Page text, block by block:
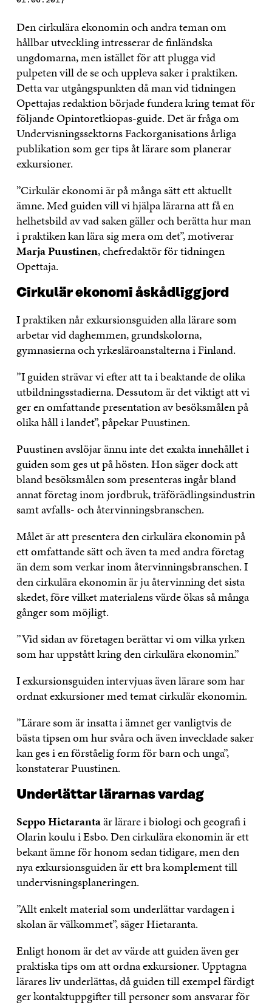
Den cirkulära ekonomin och andra teman om
hållbar utveckling intresserar de finländska
ungdomarna, men istället för att plugga vid
pulpeten vill de se och uppleva saker i praktiken.
Detta var utgångspunkten då man vid tidningen
Opettajas redaktion började fundera kring temat för
följande Opintoretkiopas-guide. Det är fråga om
Undervisningssektorns Fackorganisations årliga
publikation som ger tips åt lärare som planerar
exkursioner.
”Cirkulär ekonomi är på många sätt ett aktuellt
ämne. Med guiden vill vi hjälpa lärarna att få en
helhetsbild av vad saken gäller och berätta hur man
i praktiken kan lära sig mera om det”, motiverar
Marja Puustinen, chefredaktör för tidningen
Opettaja.
Cirkulär ekonomi åskådliggjord
I praktiken når exkursionsguiden alla lärare som
arbetar vid daghemmen, grundskolorna,
gymnasierna och yrkesläroanstalterna i Finland.
”I guiden strävar vi efter att ta i beaktande de olika
utbildningsstadierna. Dessutom är det viktigt att vi
ger en omfattande presentation av besöksmålen på
olika håll i landet”, påpekar Puustinen.
Puustinen avslöjar ännu inte det exakta innehållet i
guiden som ges ut på hösten. Hon säger dock att
bland besöksmålen som presenteras ingår bland
annat företag inom jordbruk, träförädlingsindustrin
samt avfalls- och återvinningsbranschen.
Målet är att presentera den cirkulära ekonomin på
ett omfattande sätt och även ta med andra företag
än dem som verkar inom återvinningsbranschen. I
den cirkulära ekonomin är ju återvinning det sista
skedet, före vilket materialens värde ökas så många
gånger som möjligt.
”Vid sidan av företagen berättar vi om vilka yrken
som har uppstått kring den cirkulära ekonomin.”
I exkursionsguiden intervjuas även lärare som har
ordnat exkursioner med temat cirkulär ekonomin.
”Lärare som är insatta i ämnet ger vanligtvis de
bästa tipsen om hur svåra och även invecklade saker
kan ges i en förståelig form för barn och unga”,
konstaterar Puustinen.
Underlättar lärarnas vardag
Seppo Hietarantaär lärare i biologi och geografi i
Olarin koulu i Esbo. Den cirkulära ekonomin är ett
bekant ämne för honom sedan tidigare, men den
nya exkursionsguiden är ett bra komplement till
undervisningsplaneringen.
”Allt enkelt material som underlättar vardagen i
skolan är välkommet”, säger Hietaranta.
Enligt honom är det av värde att guiden även ger
praktiska tips om att ordna exkursioner. Upptagna
lärares liv underlättas, då guiden till exempel färdigt
ger kontaktuppgifter till personer som ansvarar för